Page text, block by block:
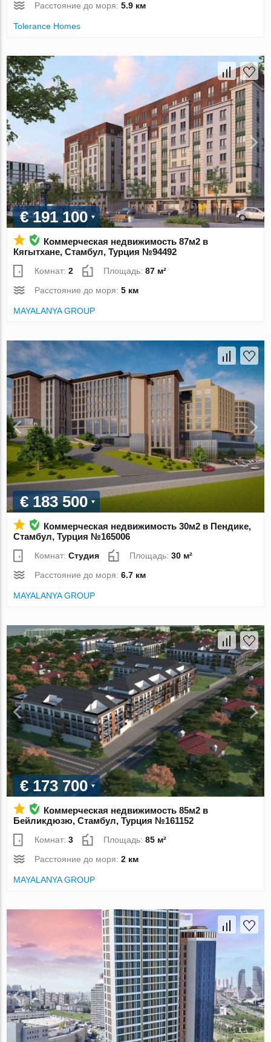
Расстояние до моря:5.9 км
Tolerance Homes
€ 191 100
Коммерческая недвижимость 87м2 в
Кягытхане, Стамбул, Турция №94492
Комнат:2 Площадь:87 м²
Расстояние до моря:5 км
MAYALANYA GROUP
€ 183 500
Коммерческая недвижимость 30м2 в Пендике,
Стамбул, Турция №165006
Комнат:Студия Площадь:30 м²
Расстояние до моря:6.7 км
MAYALANYA GROUP
€ 173 700
Коммерческая недвижимость 85м2 в
Бейликдюзю, Стамбул, Турция №161152
Комнат:3 Площадь:85 м²
Расстояние до моря:2 км
MAYALANYA GROUP